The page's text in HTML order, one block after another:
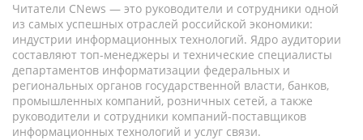
Читатели CNews — это руководители и сотрудники одной
из самых успешных отраслей российской экономики:
индустрии информационных технологий. Ядро аудитории
составляют топ-менеджеры и технические специалисты
департаментов информатизации федеральных и
региональных органов государственной власти, банков,
промышленных компаний, розничных сетей, а также
руководители и сотрудники компаний-поставщиков
информационных технологий и услуг связи.